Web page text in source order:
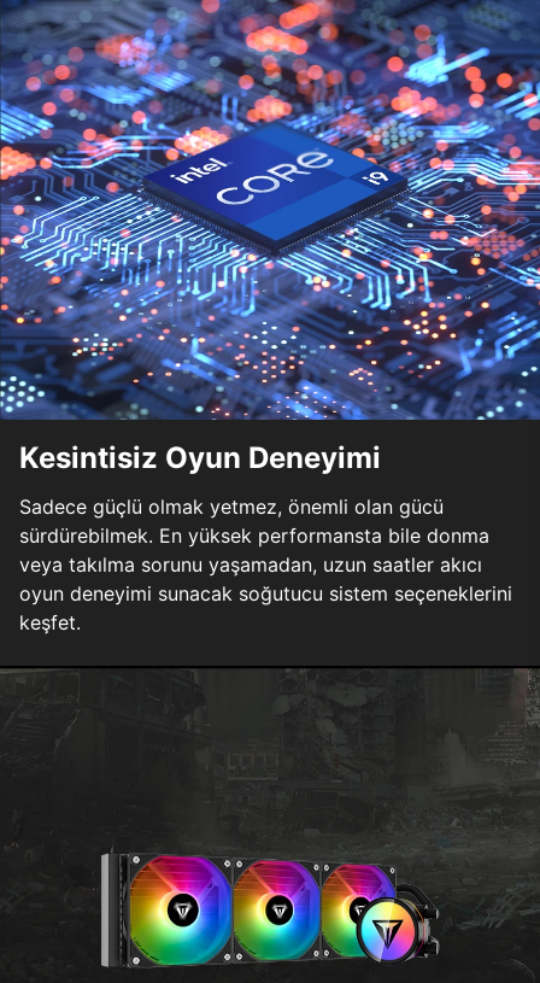
Kesintisiz Oyun Deneyimi
Sadece güçlü olmak yetmez, önemli olan gücü
sürdürebilmek. En yüksek performansta bile donma
veya takılma sorunu yaşamadan, uzun saatler akıcı
oyun deneyimi sunacak soğutucu sistem seçeneklerini
keşfet.